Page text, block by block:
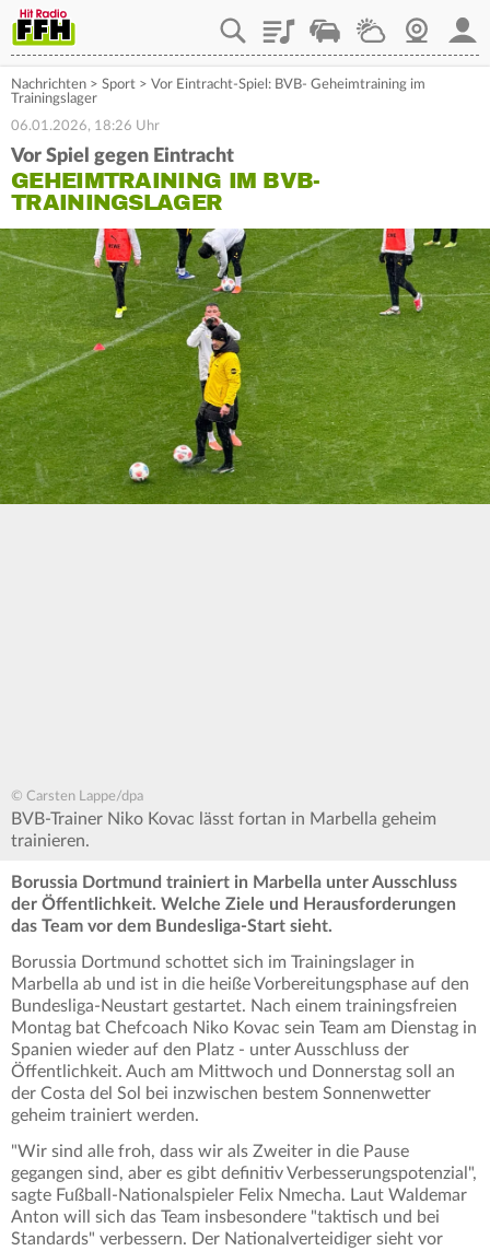
PlaylistStaupilotWetterWebcam
Nachrichten > Sport > Vor Eintracht-Spiel: BVB- Geheimtraining im
Trainingslager
06.01.2026, 18:26 Uhr
Vor Spiel gegen Eintracht
GEHEIMTRAINING IM BVB-
TRAININGSLAGER
© Carsten Lappe/dpa
BVB-Trainer Niko Kovac lässt fortan in Marbella geheim
trainieren.
Borussia Dortmund trainiert in Marbella unter Ausschluss
der Öffentlichkeit. Welche Ziele und Herausforderungen
das Team vor dem Bundesliga-Start sieht.
Borussia Dortmund schottet sich im Trainingslager in
Marbella ab und ist in die heiße Vorbereitungsphase auf den
Bundesliga-Neustart gestartet. Nach einem trainingsfreien
Montag bat Chefcoach Niko Kovac sein Team am Dienstag in
Spanien wieder auf den Platz - unter Ausschluss der
Öffentlichkeit. Auch am Mittwoch und Donnerstag soll an
der Costa del Sol bei inzwischen bestem Sonnenwetter
geheim trainiert werden.
"Wir sind alle froh, dass wir als Zweiter in die Pause
gegangen sind, aber es gibt definitiv Verbesserungspotenzial",
sagte Fußball-Nationalspieler Felix Nmecha. Laut Waldemar
Anton will sich das Team insbesondere "taktisch und bei
Standards" verbessern. Der Nationalverteidiger sieht vor